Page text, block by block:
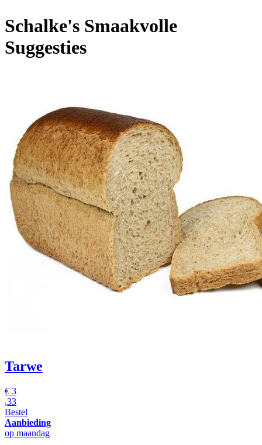
Schalke's Smaakvolle
Suggesties
Tarwe
€ 3
,33
Bestel
Aanbieding
op maandag